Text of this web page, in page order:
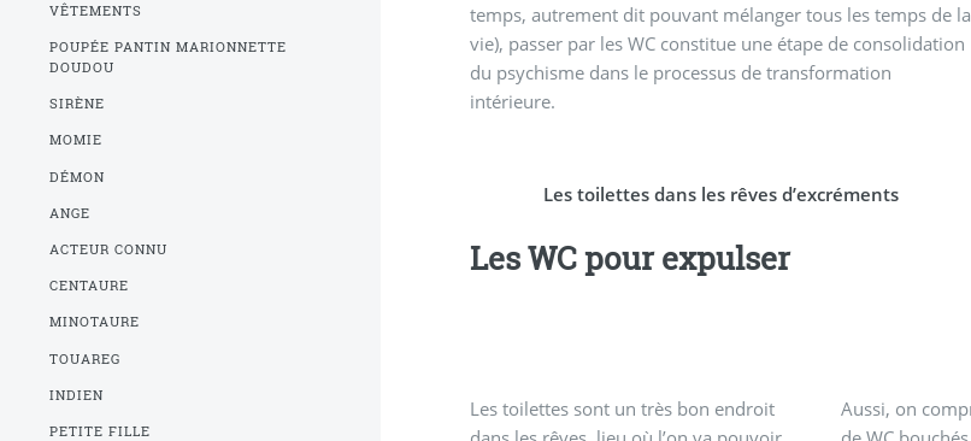
temps, autrement dit pouvant mélanger tous les temps de la
vie), passer par les WC constitue une étape de consolidation
du psychisme dans le processus de transformation
intérieure.
Les toilettes dans les rêves d’excréments
Les WC pour expulser
Les toilettes sont un très bon endroit
Aussi, on comprend mieux les rêves
VÊTEMENTS
POUPÉE PANTIN MARIONNETTE
DOUDOU
SIRÈNE
MOMIE
DÉMON
ANGE
ACTEUR CONNU
CENTAURE
MINOTAURE
TOUAREG
INDIEN
PETITE FILLE